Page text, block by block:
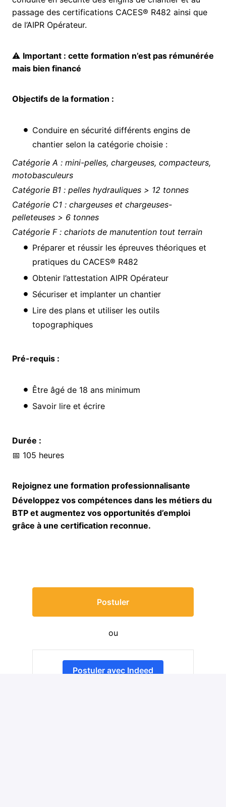
passage des certifications CACES® R482 ainsi que
de l’AIPR Opérateur.
⚠️ Important : cette formation n’est pas rémunérée
mais bien financé
Objectifs de la formation :
Conduire en sécurité différents engins de
chantier selon la catégorie choisie :
Catégorie A : mini-pelles, chargeuses, compacteurs,
motobasculeurs
Catégorie B1 : pelles hydrauliques > 12 tonnes
Catégorie C1 : chargeuses et chargeuses-
pelleteuses > 6 tonnes
Catégorie F : chariots de manutention tout terrain
Préparer et réussir les épreuves théoriques et
pratiques du CACES® R482
Obtenir l’attestation AIPR Opérateur
Sécuriser et implanter un chantier
Lire des plans et utiliser les outils
topographiques
Pré-requis :
Être âgé de 18 ans minimum
Savoir lire et écrire
Durée :
📅 105 heures
Rejoignez une formation professionnalisante
Développez vos compétences dans les métiers du
BTP et augmentez vos opportunités d’emploi
grâce à une certification reconnue.
Postuler
ou
Postuler avec Indeed